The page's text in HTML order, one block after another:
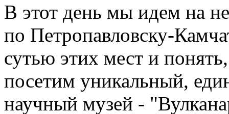
В этот день мы идем на
по Петропавловску-
сутью этих мест и
посетим уникальный,
научный музей -